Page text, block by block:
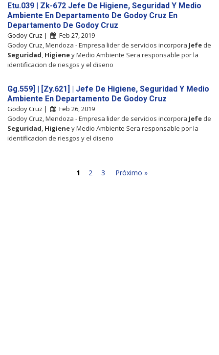
Etu.039 | Zk-672 Jefe De Higiene, Seguridad Y Medio
Ambiente En Departamento De Godoy Cruz En
Departamento De Godoy Cruz
Godoy Cruz |
Feb 27, 2019
Godoy Cruz, Mendoza - Empresa lider de servicios incorpora Jefe de
Seguridad Higieney Medio Ambiente Sera responsable por la
identificacion de riesgos y el diseno
Gg.559] | [Zy.621] | Jefe De Higiene, Seguridad Y Medio
Ambiente En Departamento De Godoy Cruz
Godoy Cruz |
Feb 26, 2019
Godoy Cruz, Mendoza - Empresa lider de servicios incorpora Jefe de
Seguridad Higieney Medio Ambiente Sera responsable por la
identificacion de riesgos y el diseno
1 2 3 Próximo »